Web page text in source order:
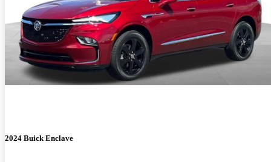
2024 Buick Enclave